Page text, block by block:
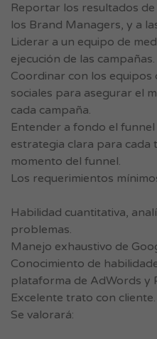
Reportar los resultados
los Brand Managers, y a
Liderar a un equipo de
ejecución de las campañas.
Coordinar con los equipos
sociales para asegurar el
cada campaña.
Entender a fondo el
estrategia clara para cada
momento del funnel.
Los requerimientos
Habilidad cuantitativa,
problemas.
Manejo exhaustivo de
Conocimiento de
plataforma de AdWords y
Excelente trato con cliente.
Se valorará: